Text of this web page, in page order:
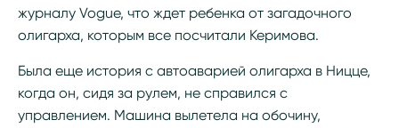
журналу Vogue, что ждет ребенка от загадочного
олигарха, которым все посчитали Керимова.
Была еще история с автоаварией олигарха в Ницце,
когда он, сидя за рулем, не справился с
управлением. Машина вылетела на обочину,